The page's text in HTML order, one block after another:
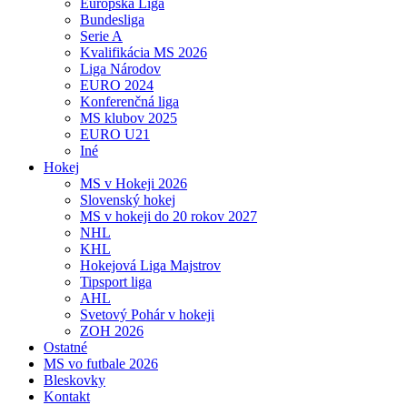
Európska Liga
Bundesliga
Serie A
Kvalifikácia MS 2026
Liga Národov
EURO 2024
Konferenčná liga
MS klubov 2025
EURO U21
Iné
Hokej
MS v Hokeji 2026
Slovenský hokej
MS v hokeji do 20 rokov 2027
NHL
KHL
Hokejová Liga Majstrov
Tipsport liga
AHL
Svetový Pohár v hokeji
ZOH 2026
Ostatné
MS vo futbale 2026
Bleskovky
Kontakt